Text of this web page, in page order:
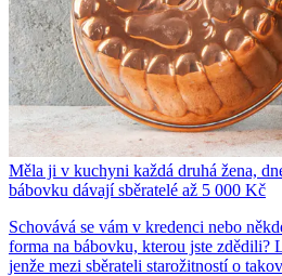
Měla ji v kuchyni každá druhá žena,
bábovku dávají sběratelé až 5 000 Kč
Schovává se vám v kredenci nebo
forma na bábovku, kterou jste zdědili?
jenže mezi sběrateli starožitností o